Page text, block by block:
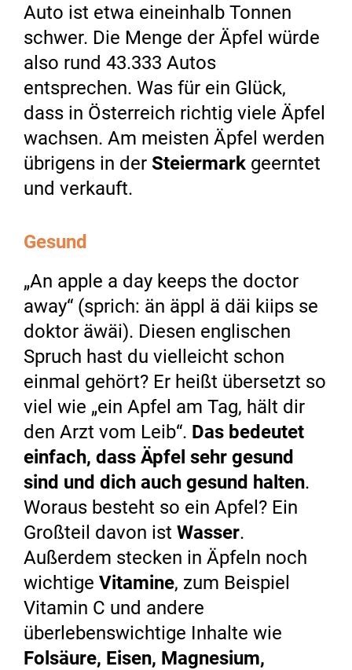
Auto ist etwa eineinhalb Tonnen
schwer. Die Menge der Äpfel würde
also rund 43.333 Autos
entsprechen. Was für ein Glück,
dass in Österreich richtig viele Äpfel
wachsen. Am meisten Äpfel werden
übrigens in der Steiermark geerntet
und verkauft.
Gesund
„An apple a day keeps the doctor
away“ (sprich: än äppl ä däi kiips se
doktor äwäi). Diesen englischen
Spruch hast du vielleicht schon
einmal gehört? Er heißt übersetzt so
viel wie „ein Apfel am Tag, hält dir
den Arzt vom Leib“. Das bedeutet
einfach, dass Äpfel sehr gesund
sind und dich auch gesund halten.
Woraus besteht so ein Apfel? Ein
Großteil davon ist Wasser.
Außerdem stecken in Äpfeln noch
wichtige Vitamine, zum Beispiel
Vitamin C und andere
überlebenswichtige Inhalte wie
Folsäure, Eisen, Magnesium,